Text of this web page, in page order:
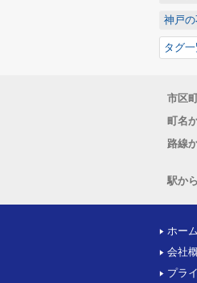
神戸
タグ
市区
町名
路線
駅か
ホーム
会社
プラ